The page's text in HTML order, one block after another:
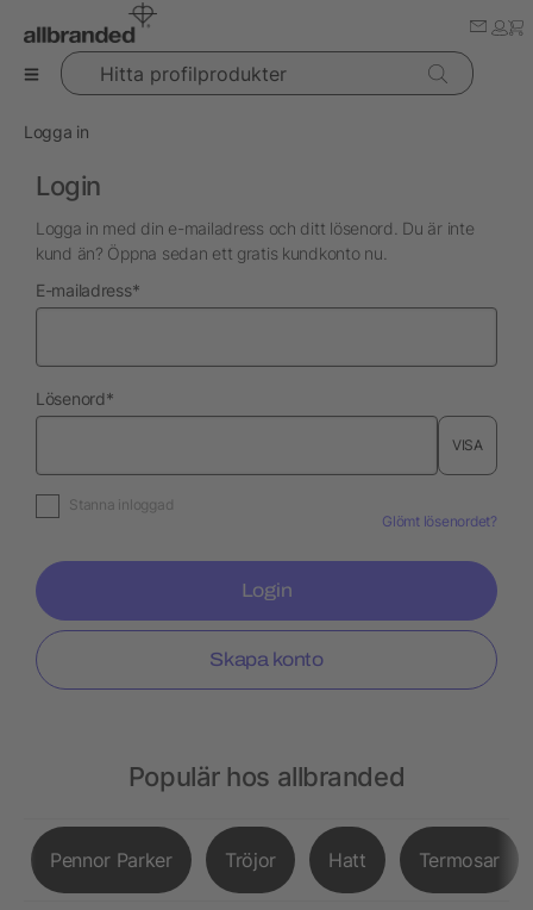
Hitta profilprodukter
Logga in
Login
Logga in med din e-mailadress och ditt lösenord. Du är inte
kund än? Öppna sedan ett gratis kundkonto nu.
E-mailadressnödvändig
*
Lösenordnödvändig
*
VISA
Stanna inloggad
Glömt lösenordet?
Login
Skapa konto
Populär hos allbranded
Pennor Parker Tröjor Hatt Termosar